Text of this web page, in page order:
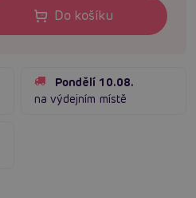
Do košíku
Pondělí 10.08.
na výdejním místě